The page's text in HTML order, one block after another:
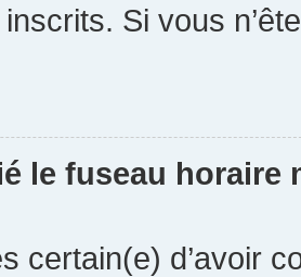
Si vous
le fuseau horaire
certain(e) d’avoir